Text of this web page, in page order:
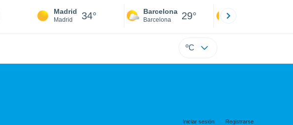
Madrid
Madrid 34° Barcelona
Barcelona 29°
ºC
Iniciar sesión Registrarse